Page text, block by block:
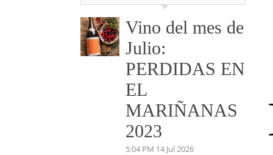
Vino del mes de
Julio:
PERDIDAS EN
EL
MARIÑANAS
2023
5:04 PM 14 Jul 2026